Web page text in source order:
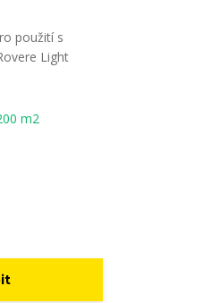
použití s
Light
m2